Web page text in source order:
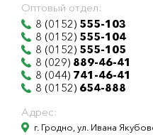
Оптовый отдел:
8 (0152) 555-103
8 (0152) 555-104
8 (0152) 555-105
8 (029) 889-46-41
8 (044) 741-46-41
8 (0152) 654-888
Адрес:
г. Гродно, ул. Ивана